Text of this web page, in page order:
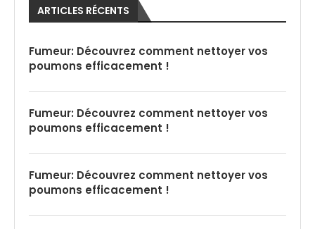
ARTICLES RÉCENTS
Fumeur: Découvrez comment nettoyer vos
poumons efficacement !
Fumeur: Découvrez comment nettoyer vos
poumons efficacement !
Fumeur: Découvrez comment nettoyer vos
poumons efficacement !